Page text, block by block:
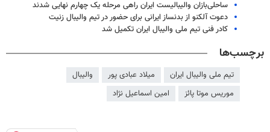
ساحلی‌بازان والیبالیست ایران راهی مرحله یک چهارم نهایی شدند
دعوت آلکنو از بدنساز ایرانی برای حضور در تیم والیبال زنیت
کادر فنی تیم ملی والیبال ایران تکمیل شد
برچسب‌ها
تیم ملی والیبال ایران میلاد عبادی پور
والیبال
موریس موتا پائز
امین اسماعیل نژاد